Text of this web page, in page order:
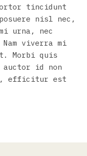
tincidunt
nisl nec,
urna, nec
viverra mi
Morbi quis
id non
efficitur est